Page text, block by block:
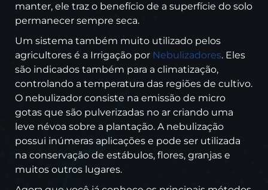
manter, ele traz o benefício de a superfície do solo
permanecer sempre seca.
Um sistema também muito utilizado pelos
agricultores é a Irrigação por Nebulizadores. Eles
são indicados também para a climatização,
controlando a temperatura das regiões de cultivo.
O nebulizador consiste na emissão de micro
gotas que são pulverizadas no ar criando uma
leve névoa sobre a plantação. A nebulização
possui inúmeras aplicações e pode ser utilizada
na conservação de estábulos, flores, granjas e
muitos outros lugares.